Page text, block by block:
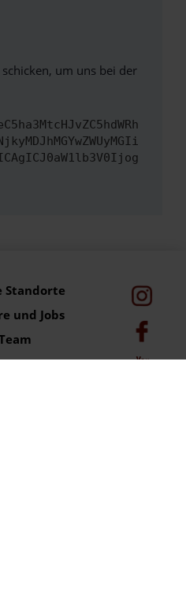
um uns bei der
Standorte
und Jobs